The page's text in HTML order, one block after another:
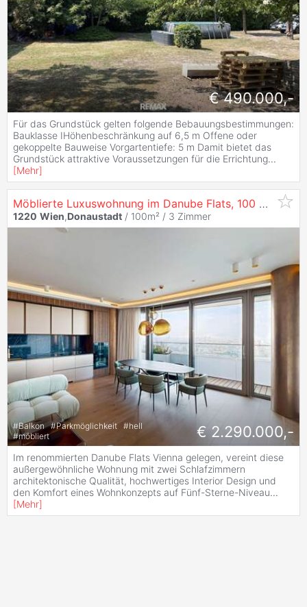
€ 490.000,-
Für das Grundstück gelten folgende Bebauungsbestimmungen:
Bauklasse IHöhenbeschränkung auf 6,5 m Offene oder
gekoppelte Bauweise Vorgartentiefe: 5 m Damit bietet das
Grundstück attraktive Voraussetzungen für die Errichtung...
[Mehr]
Möblierte Luxuswohnung im Danube Flats, 100 m², 3 Zimmer –
1220 Wien,Donaustadt / 100m² / 3 Zimmer
#Balkon #Parkmöglichkeit #hell
#möbliert € 2.290.000,-
Im renommierten Danube Flats Vienna gelegen, vereint diese
außergewöhnliche Wohnung mit zwei Schlafzimmern
architektonische Qualität, hochwertiges Interior Design und
den Komfort eines Wohnkonzepts auf Fünf-Sterne-Niveau...
[Mehr]